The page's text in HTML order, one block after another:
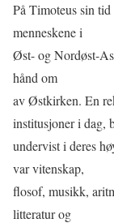
På Timoteus sin tid
menneskene i
Øst- og Nordøst-
hånd om
av Østkirken. En
institusjoner i dag,
undervist i deres
var vitenskap,
flosof, musikk,
litteratur og